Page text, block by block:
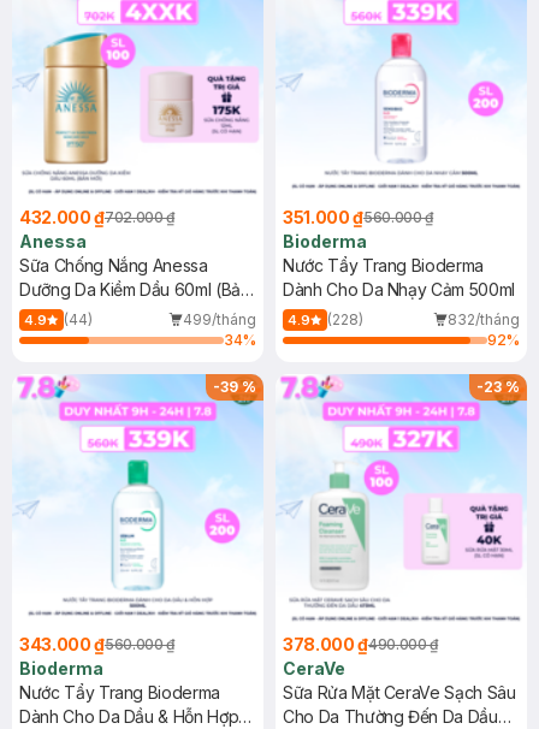
432.000 ₫702.000 ₫
Anessa
Sữa Chống Nắng Anessa
Dưỡng Da Kiềm Dầu 60ml (Bản
Mới)
4.9 (44)
499/tháng
34%
351.000 ₫560.000 ₫
Bioderma
Nước Tẩy Trang Bioderma
Dành Cho Da Nhạy Cảm 500ml
4.9 (228)
832/tháng
92%
-39%
343.000 ₫560.000 ₫
Bioderma
Nước Tẩy Trang Bioderma
Dành Cho Da Dầu & Hỗn Hợp
-23%
378.000 ₫490.000 ₫
CeraVe
Sữa Rửa Mặt CeraVe Sạch Sâu
Cho Da Thường Đến Da Dầu